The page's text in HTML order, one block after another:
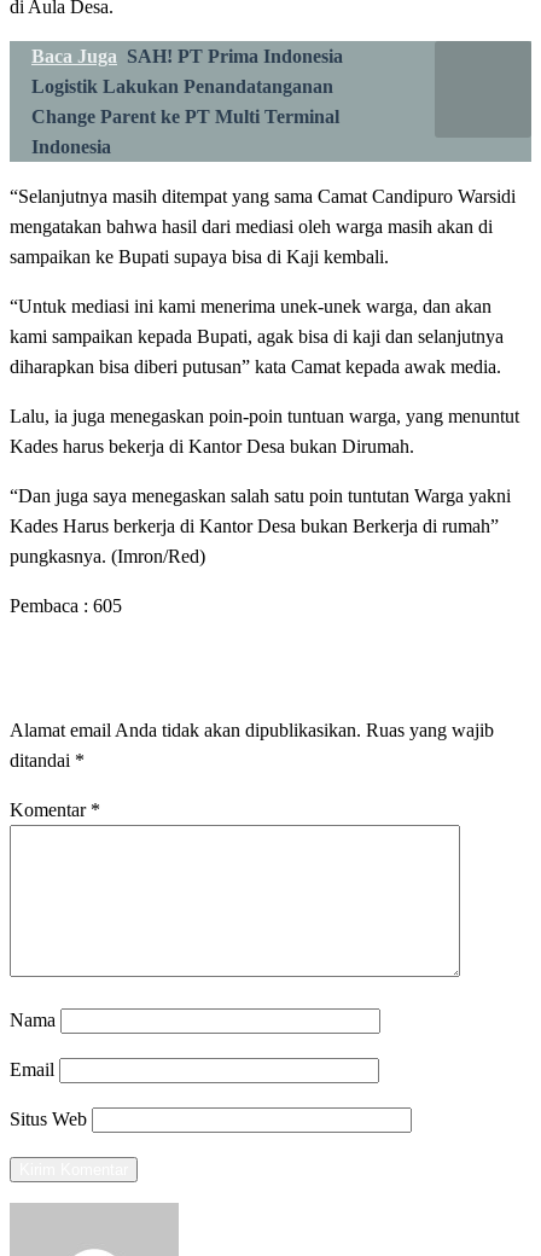
di Aula Desa.
Baca Juga SAH! PT Prima Indonesia
Logistik Lakukan Penandatanganan
Change Parent ke PT Multi Terminal
Indonesia
“Selanjutnya masih ditempat yang sama Camat Candipuro Warsidi
mengatakan bahwa hasil dari mediasi oleh warga masih akan di
sampaikan ke Bupati supaya bisa di Kaji kembali.
“Untuk mediasi ini kami menerima unek-unek warga, dan akan
kami sampaikan kepada Bupati, agak bisa di kaji dan selanjutnya
diharapkan bisa diberi putusan” kata Camat kepada awak media.
Lalu, ia juga menegaskan poin-poin tuntuan warga, yang menuntut
Kades harus bekerja di Kantor Desa bukan Dirumah.
“Dan juga saya menegaskan salah satu poin tuntutan Warga yakni
Kades Harus berkerja di Kantor Desa bukan Berkerja di rumah”
pungkasnya. (Imron/Red)
Pembaca : 605
Alamat email Anda tidak akan dipublikasikan. Ruas yang wajib
ditandai *
Komentar *
Nama
Email
Situs Web